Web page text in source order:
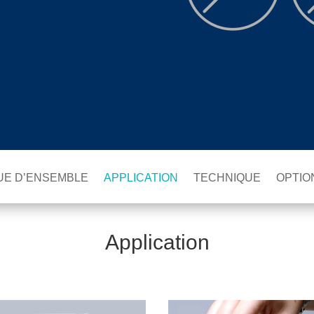
D’ENSEMBLE APPLICATION TECHNIQUE
Application